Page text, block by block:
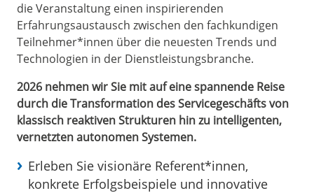
die Veranstaltung einen inspirierenden
Erfahrungsaustausch zwischen den fachkundigen
Teilnehmer*innen über die neuesten Trends und
Technologien in der Dienstleistungsbranche.
2026 nehmen wir Sie mit auf eine spannende Reise
durch die Transformation des Servicegeschäfts von
klassisch reaktiven Strukturen hin zu intelligenten,
vernetzten autonomen Systemen.
Erleben Sie visionäre Referent*innen,
konkrete Erfolgsbeispiele und innovative